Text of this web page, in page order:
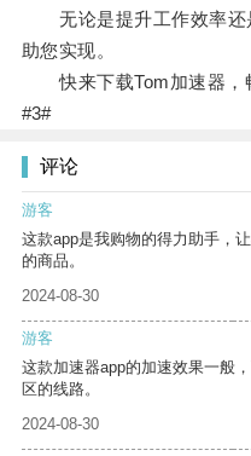
无论是提升工作效率还
助您实现。
快来下载Tom加速器，
#3#
评论
游客
这款app是我购物的得力助手，
的商品。
2024-08-30
游客
这款加速器app的加速效果一般
区的线路。
2024-08-30